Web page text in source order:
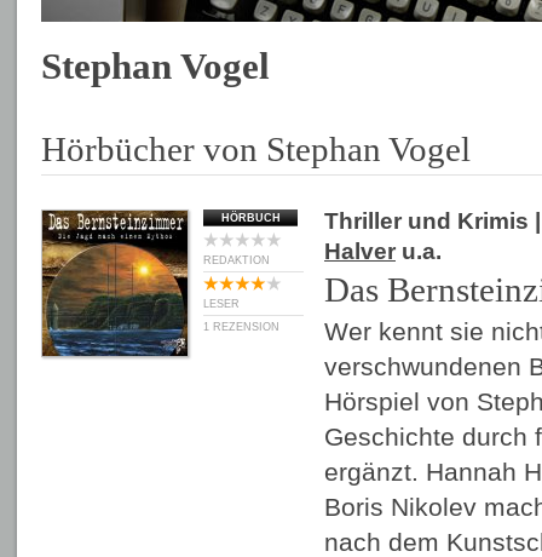
Stephan Vogel
Hörbücher von Stephan Vogel
HÖRBUCH
REDAKTION
LESER
1 REZENSION
Thriller und Krimis
Halver u.a.
Das
Wer kennt sie
verschwundenen
Hörspiel von
Geschichte durch
ergänzt. Hannah
Boris Nikolev
nach dem